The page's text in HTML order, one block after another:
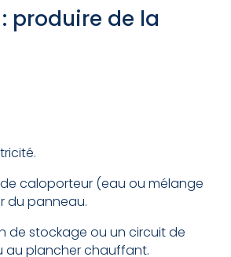
produire de la
caloporteur (eau ou mélange
du panneau.
de stockage ou un circuit de
au plancher chauffant.